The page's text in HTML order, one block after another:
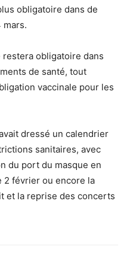
obligatoire dans de
mars.
obligatoire dans
de santé, tout
vaccinale pour les
dressé un calendrier
sanitaires, avec
du port du masque en
février ou encore la
et la reprise des concerts